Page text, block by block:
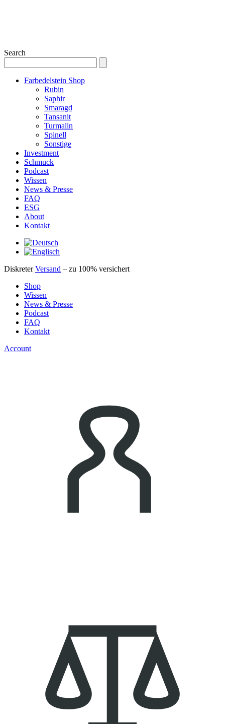
Search
Farbedelstein Shop
Rubin
Saphir
Smaragd
Tansanit
Turmalin
Spinell
Sonstige
Investment
Schmuck
Podcast
Wissen
News & Presse
FAQ
ESG
About
Kontakt
DiskreterVersand – zu 100% versichert
Shop
Wissen
News & Presse
Podcast
FAQ
Kontakt
Account